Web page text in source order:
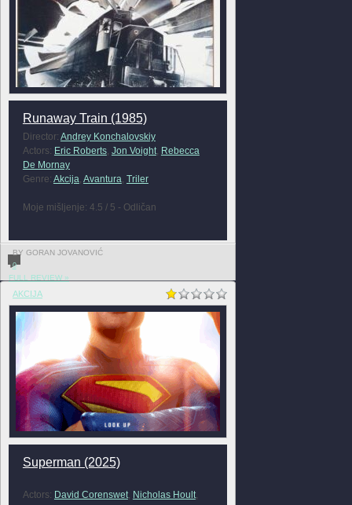
Runaway Train (1985)
Director: Andrey Konchalovskiy
Actors: Eric Roberts, Jon Voight, Rebecca
De Mornay
Genre: Akcija, Avantura, Triler
Moje mišljenje: 4.5 / 5 - Odličan
BY GORAN JOVANOVIĆ
0
FULL REVIEW »
AKCIJA
Superman (2025)
Actors: David Corenswet, Nicholas Hoult,